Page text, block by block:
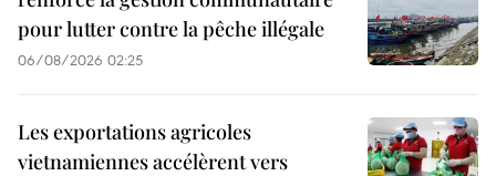
pour lutter contre la pêche illégale
06/08/2026 02:25
Les exportations agricoles
vietnamiennes accélèrent vers